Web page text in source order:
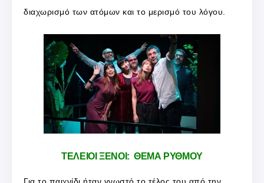
διαχωρισμό των ατόμων και το μερισμό του λόγου.
ΤΕΛΕΙΟΙ ΞΕΝΟΙ: ΘΕΜΑ ΡΥΘΜΟΥ